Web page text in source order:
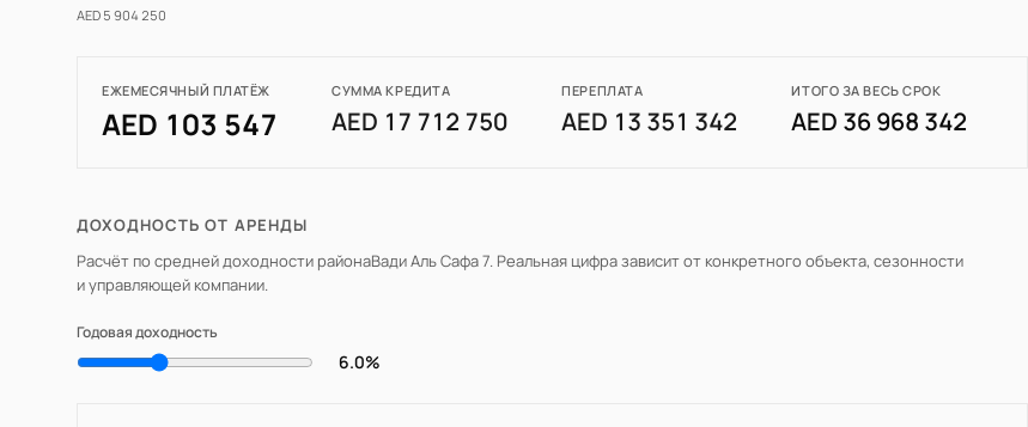
AED 5 904 250
ЕЖЕМЕСЯЧНЫЙ ПЛАТЁЖ
AED 103 547
СУММА КРЕДИТА
AED 17 712 750
ПЕРЕПЛАТА
AED 13 351 342
ИТОГО ЗА ВЕСЬ СРОК
AED 36 968 342
ДОХОДНОСТЬ ОТ АРЕНДЫ
Расчёт по средней доходности районаВади Аль Сафа 7. Реальная цифра зависит от конкретного объекта, сезонности
и управляющей компании.
Годовая доходность
6.0%